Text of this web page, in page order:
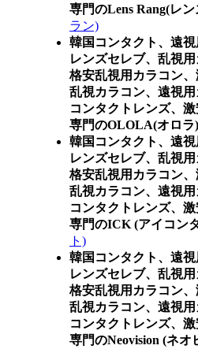
専門のLens Rang(レ
ラン)
韓国コンタクト、遠
レンズセレブ、乱視
格安乱視用カラコン
乱視カラコン、遠視用
コンタクトレンズ、
専門のOLOLA(オロラ)
韓国コンタクト、遠
レンズセレブ、乱視
格安乱視用カラコン
乱視カラコン、遠視用
コンタクトレンズ、
専門のICK (アイコン
ト)
韓国コンタクト、遠
レンズセレブ、乱視
格安乱視用カラコン
乱視カラコン、遠視用
コンタクトレンズ、
専門のNeovision (ネオ